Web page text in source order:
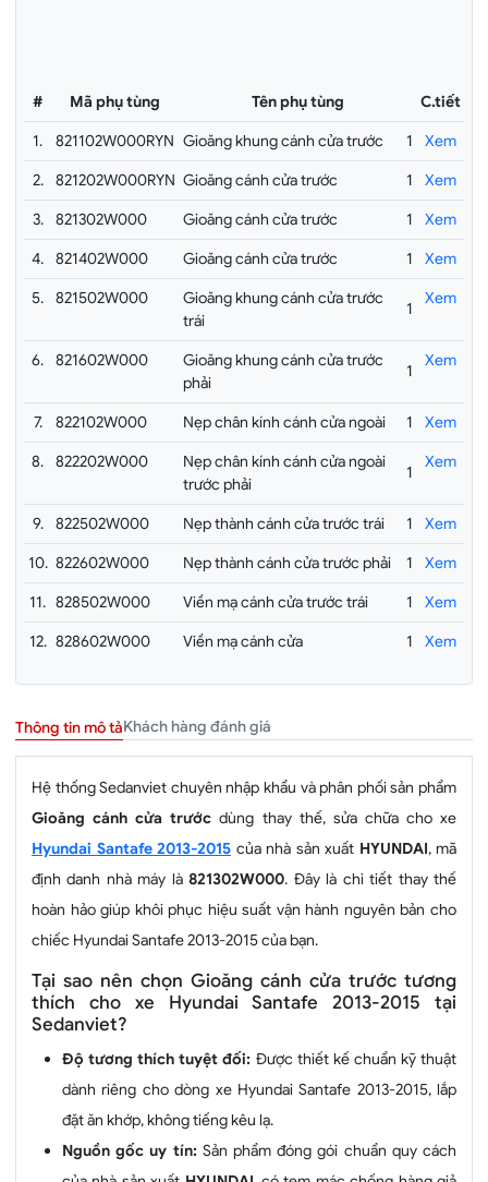
# Mã phụ tùng Tên phụ tùng
C.tiết
1.
821102W000RYN Gioăng khung cánh cửa trước 1
Xem
2.
821202W000RYN Gioăng cánh cửa trước 1
Xem
3.
821302W000 Gioăng cánh cửa trước 1
Xem
4.
821402W000 Gioăng cánh cửa trước 1
Xem
5.
821502W000
Gioăng khung cánh cửa trước
trái
1
Xem
6. 821602W000
Gioăng khung cánh cửa trước
phải
1
Xem
7. 822102W000 Nẹp chân kính cánh cửa ngoài 1
Xem
8.
822202W000
Nẹp chân kính cánh cửa ngoài
trước phải
1
Xem
9. 822502W000 Nẹp thành cánh cửa trước trái 1
Xem
10. 822602W000 Nẹp thành cánh cửa trước phải 1
Xem
11. 828502W000 Viền mạ cánh cửa trước trái 1
Xem
12. 828602W000 Viền mạ cánh cửa 1 Xem
Thông tin mô tảKhách hàng đánh giá
Hệ thống Sedanviet chuyên nhập khẩu và phân phối sản phẩm
Gioăng cánh cửa trước dùng thay thế, sửa chữa cho xe
Hyundai Santafe 2013-2015 của nhà sản xuất HYUNDAI, mã
định danh nhà máy là821302W000. Đây là chi tiết thay thế
hoàn hảo giúp khôi phục hiệu suất vận hành nguyên bản cho
chiếc Hyundai Santafe 2013-2015 của bạn.
Tại sao nên chọn Gioăng cánh cửa trước tương
thích cho xe Hyundai Santafe 2013-2015 tại
Sedanviet?
Độ tương thích tuyệt đối: Được thiết kế chuẩn kỹ thuật
dành riêng cho dòng xe Hyundai Santafe 2013-2015, lắp
đặt ăn khớp, không tiếng kêu lạ.
Nguồn gốc uy tín: Sản phẩm đóng gói chuẩn quy cách